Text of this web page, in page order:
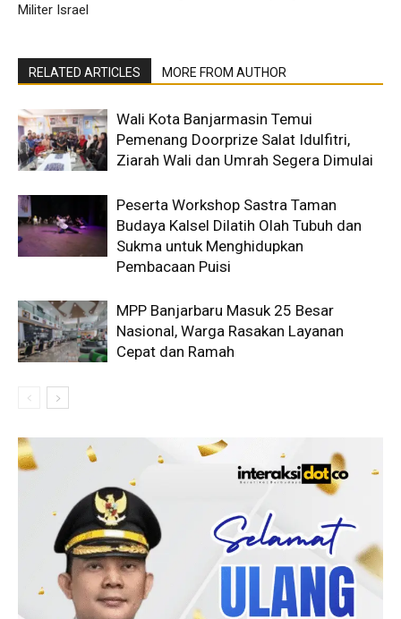
Militer Israel
RELATED ARTICLES MORE FROM AUTHOR
Wali Kota Banjarmasin Temui
Pemenang Doorprize Salat Idulfitri,
Ziarah Wali dan Umrah Segera Dimulai
Peserta Workshop Sastra Taman
Budaya Kalsel Dilatih Olah Tubuh dan
Sukma untuk Menghidupkan
Pembacaan Puisi
MPP Banjarbaru Masuk 25 Besar
Nasional, Warga Rasakan Layanan
Cepat dan Ramah